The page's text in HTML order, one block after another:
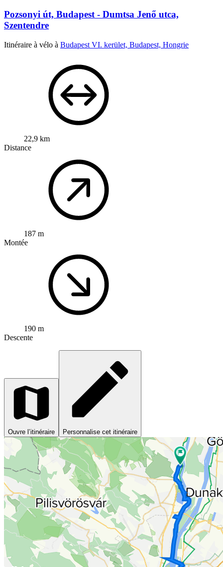
Pozsonyi út, Budapest - Dumtsa Jenő utca,
Szentendre
Itinéraire à vélo à Budapest VI. kerület, Budapest, Hongrie
22,9 km
Distance
187 m
Montée
190 m
Descente
Ouvre l’itinéraire Personnalise cet itinéraire